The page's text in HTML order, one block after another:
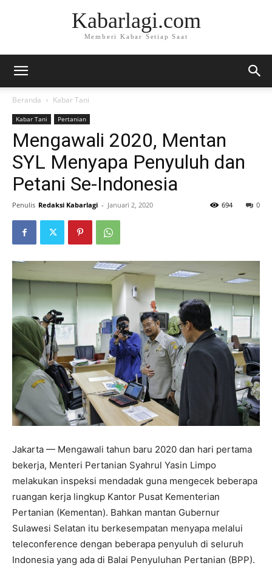
Kabarlagi.com
Memberi Kabar Setiap Saat
Beranda Kabar Tani
Kabar Tani Pertanian
Mengawali 2020, Mentan
SYL Menyapa Penyuluh dan
Petani Se-Indonesia
Penulis Redaksi Kabarlagi - Januari 2, 2020 0
694
Jakarta — Mengawali tahun baru 2020 dan hari pertama
bekerja, Menteri Pertanian Syahrul Yasin Limpo
melakukan inspeksi mendadak guna mengecek beberapa
ruangan kerja lingkup Kantor Pusat Kementerian
Pertanian (Kementan). Bahkan mantan Gubernur
Sulawesi Selatan itu berkesempatan menyapa melalui
teleconference dengan beberapa penyuluh di seluruh
Indonesia yang ada di Balai Penyuluhan Pertanian (BPP).